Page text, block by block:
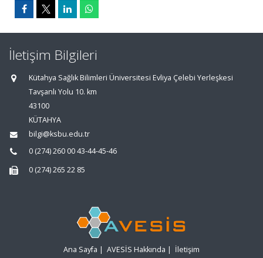
İletişim Bilgileri
Kütahya Sağlık Bilimleri Üniversitesi Evliya Çelebi Yerleşkesi
Tavşanlı Yolu 10. km
43100
KÜTAHYA
bilgi@ksbu.edu.tr
0 (274) 260 00 43-44-45-46
0 (274) 265 22 85
Ana Sayfa | AVESİS Hakkında | İletişim